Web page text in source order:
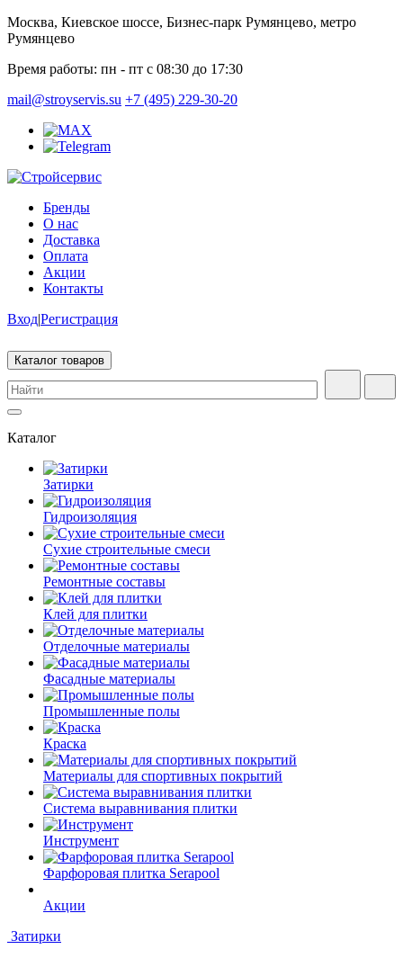
Москва, Киевское шоссе, Бизнес-парк Румянцево, метро
Румянцево
Время работы: пн - пт с 08:30 до 17:30
mail@stroyservis.su +7 (495) 229-30-20
Бренды
О нас
Доставка
Оплата
Акции
Контакты
Вход|Регистрация
Каталог товаров
Каталог
Затирки
Гидроизоляция
Сухие строительные смеси
Ремонтные составы
Клей для плитки
Отделочные материалы
Фасадные материалы
Промышленные полы
Краска
Материалы для спортивных покрытий
Система выравнивания плитки
Инструмент
Фарфоровая плитка Serapool
Акции
Затирки